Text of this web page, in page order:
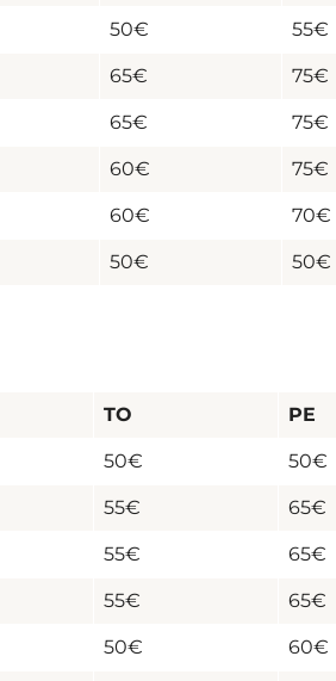
50€ 55€
65€ 75€
65€ 75€
60€ 75€
60€ 70€
50€ 50€
TO PE
50€ 50€
55€ 65€
55€ 65€
55€ 65€
50€ 60€